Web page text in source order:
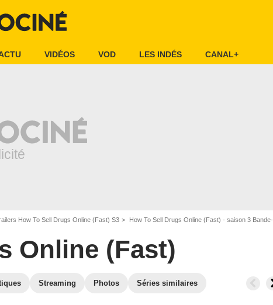
VIDÉOS VOD LES INDÉS CANAL+
How To Sell Drugs Online (Fast) S3 How To Sell Drugs Online (Fast) - saison 3 Bande-annonce VF
Online (Fast)
Streaming Photos Séries similaires